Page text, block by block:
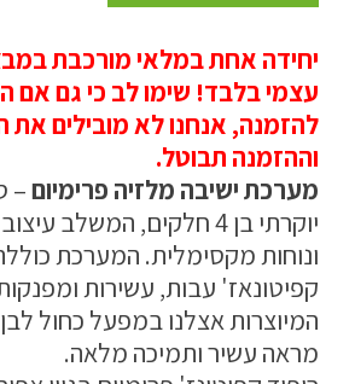
עבודות אחרונות
צור קשר
הצהרת נגישות
מדיניות פרטיות
התחבר / הרשם
יחידה אחת במלאי מורכבת
עצמי בלבד! שימו לב כי גם אם
להזמנה, אנחנו לא מובילים את
וההזמנה תבוטל.
מערכת ישיבה מלזיה פרימיום–
יוקרתי בן 4 חלקים, המשלב
ונוחות מקסימלית. המערכת
קפיטונאז' עבות, עשירות
המיוצרות אצלנו במפעל כחול
מראה עשיר ותמיכה מלאה.